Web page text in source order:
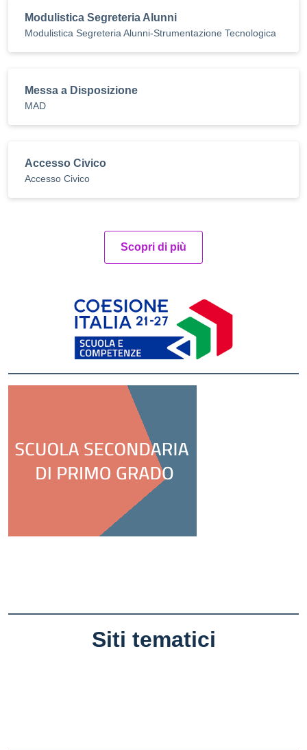
Modulistica Segreteria Alunni
Modulistica Segreteria Alunni-Strumentazione Tecnologica
Messa a Disposizione
MAD
Accesso Civico
Accesso Civico
Scopri di più
Siti tematici